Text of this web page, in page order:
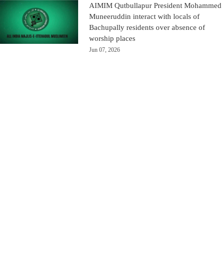
AIMIM Qutbullapur President Mohammed
Muneeruddin interact with locals of
Bachupally residents over absence of
worship places
Jun 07, 2026